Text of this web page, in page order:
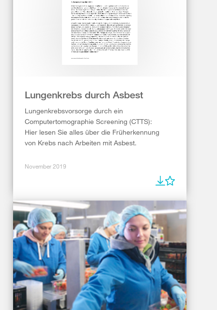
Lungenkrebs durch Asbest
Lungenkrebsvorsorge durch ein
Computertomographie Screening (CTTS):
Hier lesen Sie alles über die Früherkennung
von Krebs nach Arbeiten mit Asbest.
November 2019